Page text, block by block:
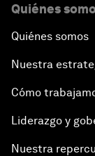
Quiénes
Quiénes somos
Nuestra
Cómo
Liderazgo y
Nuestra